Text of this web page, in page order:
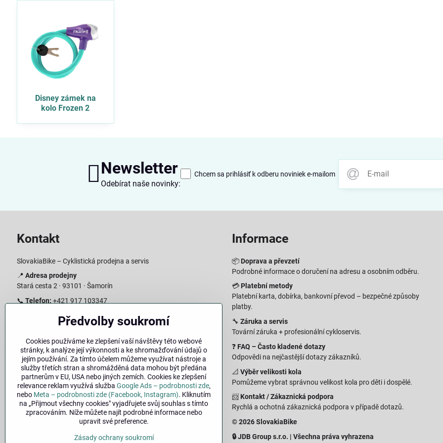
Disney zámek na
kolo Frozen 2
Newsletter
Odebírat naše novinky:
Chcem sa prihlásiť k odberu noviniek e-mailom
Kontakt
SlovakiaBike – Cyklistická prodejna a servis
📍 Adresa prodejny
Stará cesta 2 · 93101 · Šamorín
📞 Telefon: +421 917 103347
info@slovakiabike.sk
Pondělí–Pátek: 09:00–15:00
Sobota: 09:00–11:00
Neděle: Zavřeno
👉Zobrazit prodejnu na mapě(odkaz na Google Maps)
Informace
📦 Doprava a převzetí
Podrobné informace o doručení na adresu a osobním odběru.
💳 Platební metody
Platební karta, dobírka, bankovní převod – bezpečné způsoby
platby.
🔧 Záruka a servis
Tovární záruka + profesionální cykloservis.
❓ FAQ – Často kladené dotazy
Odpovědi na nejčastější dotazy zákazníků.
📐 Výběr velikosti kola
Pomůžeme vybrat správnou velikost kola pro děti i dospělé.
📨 Kontakt / Zákaznická podpora
Rychlá a ochotná zákaznická podpora v případě dotazů.
© 2026 SlovakiaBike
🔒 JDB Group s.r.o. | Všechna práva vyhrazena
Předvolby soukromí
Cookies používáme ke zlepšení vaší návštěvy této webové
stránky, k analýze její výkonnosti a ke shromažďování údajů o
jejím používání. Za tímto účelem můžeme využívat nástroje a
služby třetích stran a shromážděná data mohou být předána
partnerům v EU, USA nebo jiných zemích. Cookies ke zlepšení
relevance reklam využívá služba Google Ads – podrobnosti zde,
nebo Meta – podrobnosti zde (Facebook, Instagram). Kliknutím
na „Přijmout všechny cookies" vyjadřujete svůj souhlas s tímto
zpracováním. Níže můžete najít podrobné informace nebo
upravit své preference.
Zásady ochrany soukromí